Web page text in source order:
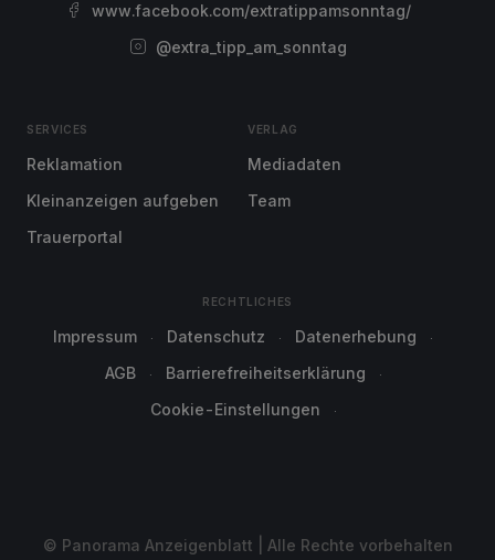
www.facebook.com/extratippamsonntag/
@extra_tipp_am_sonntag
SERVICES
Reklamation
Kleinanzeigen aufgeben
Trauerportal
VERLAG
Mediadaten
Team
RECHTLICHES
Impressum Datenschutz
Datenerhebung
AGB
Barrierefreiheitserklärung
Cookie-Einstellungen
© Panorama Anzeigenblatt | Alle Rechte vorbehalten